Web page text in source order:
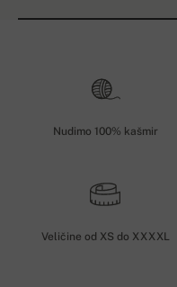
Nudimo 100% kašmir
Veličine od XS do XXXXL